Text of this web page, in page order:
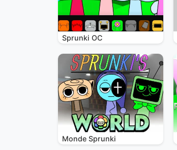
Sprunki OC
Monde Sprunki